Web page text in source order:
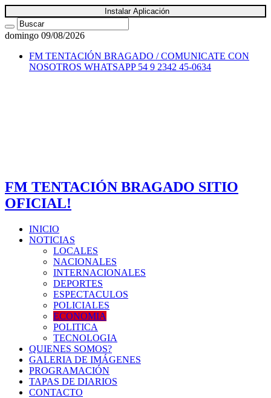
Instalar Aplicación
domingo 09/08/2026
FM TENTACIÓN BRAGADO / COMUNICATE CON
NOSOTROS WHATSAPP 54 9 2342 45-0634
FM TENTACIÓN BRAGADO SITIO
OFICIAL!
INICIO
NOTICIAS
LOCALES
NACIONALES
INTERNACIONALES
DEPORTES
ESPECTACULOS
POLICIALES
ECONOMIA
POLITICA
TECNOLOGIA
QUIENES SOMOS?
GALERIA DE IMÁGENES
PROGRAMACIÓN
TAPAS DE DIARIOS
CONTACTO